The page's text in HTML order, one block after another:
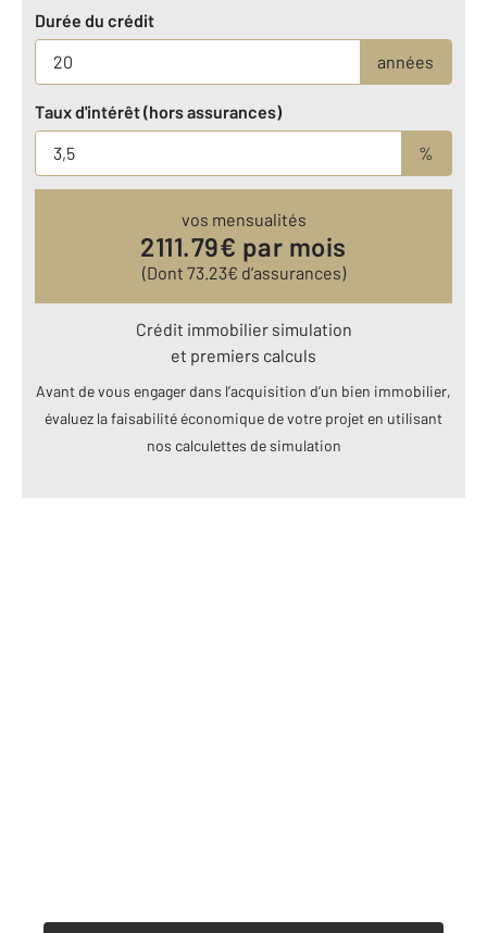
Durée du crédit
années
Taux d'intérêt (hors assurances)
%
vos mensualités
2111.79€ par mois
(Dont 73.23€ d’assurances)
Crédit immobilier simulation
et premiers calculs
Avant de vous engager dans l’acquisition d’un bien immobilier,
évaluez la faisabilité économique de votre projet en utilisant
nos calculettes de simulation